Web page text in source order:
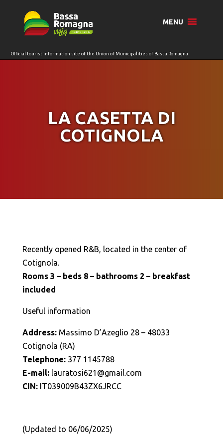
MENU
LA CASETTA DI
COTIGNOLA
Recently opened R&B, located in the center of
Cotignola.
Rooms 3 – beds 8 – bathrooms 2 – breakfast
included
Useful information
Address:Massimo D’Azeglio 28 – 48033
Cotignola (RA)
Telephone: 377 1145788
E-mail: lauratosi621@gmail.com
CIN:IT039009B43ZX6JRCC
(Updated to 06/06/2025)